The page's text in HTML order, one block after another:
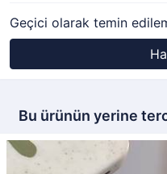
Geçici olarak temin
Bu ürünün yerine